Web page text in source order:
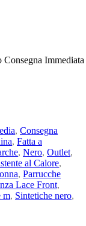
Immediata
, Consegna
, Fatta a
, Nero, Outlet,
al Calore,
, Parrucche
Lace Front,
m, Sintetiche nero,